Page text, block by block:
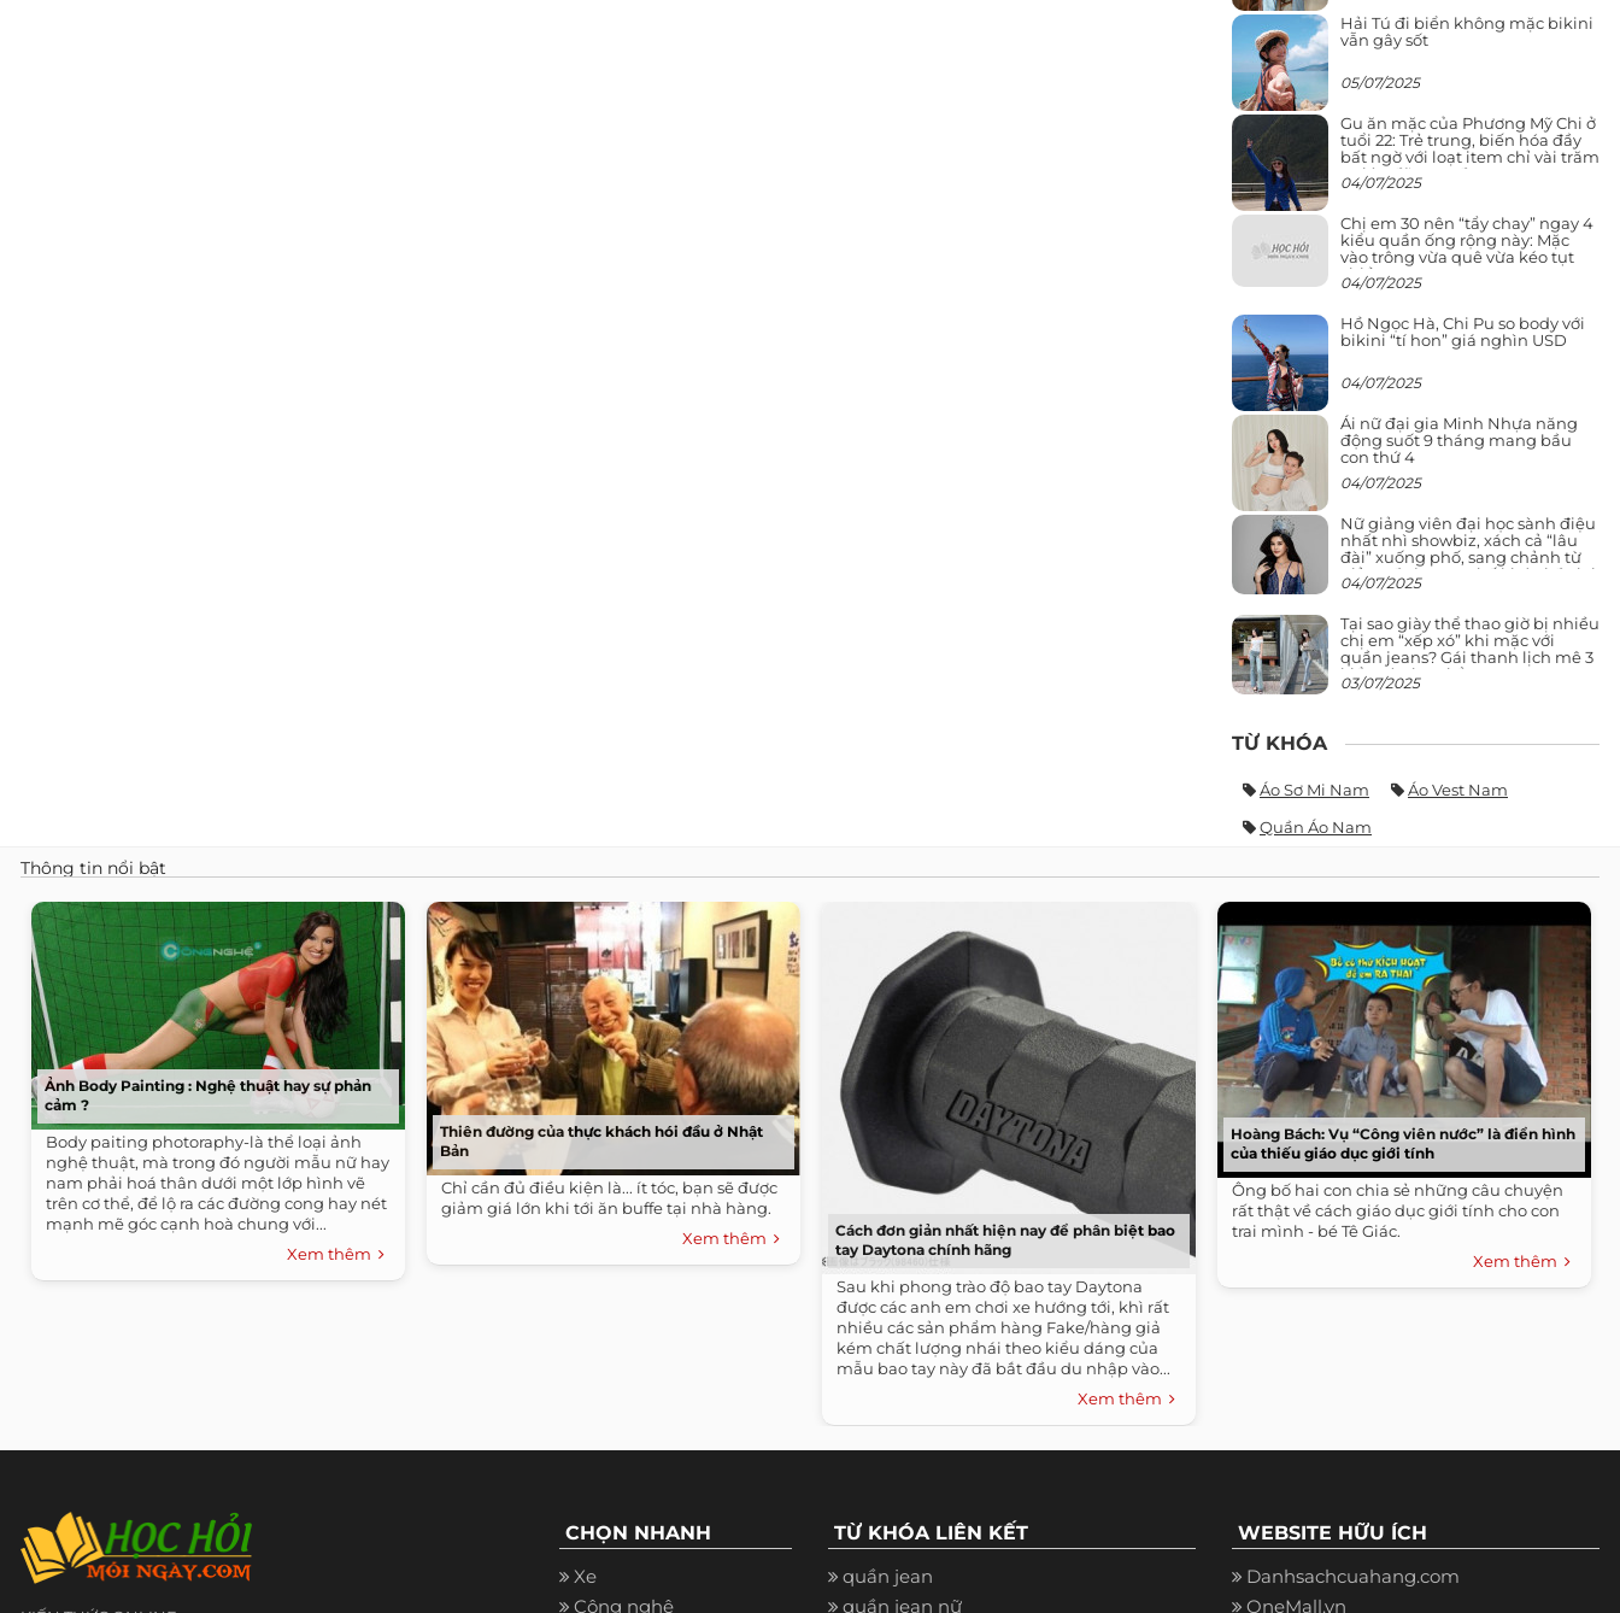
Hải Tú đi biển không mặc bikini
vẫn gây sốt
05/07/2025
Gu ăn mặc của Phương Mỹ Chi ở
tuổi 22: Trẻ trung, biến hóa đầy
bất ngờ với loạt item chỉ vài trăm
nghìn đã mua được
04/07/2025
Chị em 30 nên “tẩy chay” ngay 4
kiểu quần ống rộng này: Mặc
vào trông vừa quê vừa kéo tụt
chiều cao
04/07/2025
Hồ Ngọc Hà, Chi Pu so body với
bikini “tí hon” giá nghìn USD
04/07/2025
Ái nữ đại gia Minh Nhựa năng
động suốt 9 tháng mang bầu
con thứ 4
04/07/2025
Nữ giảng viên đại học sành điệu
nhất nhì showbiz, xách cả “lâu
đài” xuống phố, sang chảnh từ
giảng đường ra phố khó ai đọ lại
04/07/2025
Tại sao giày thể thao giờ bị nhiều
chị em “xếp xó” khi mặc với
quần jeans? Gái thanh lịch mê 3
kiểu này hơn hẳn
03/07/2025
TỪ KHÓA
Áo Sơ Mi Nam
Áo Vest Nam
Quần Áo Nam
Thông tin nổi bật
Ảnh Body Painting : Nghệ thuật hay sự phản
cảm ?
Body paiting photoraphy-là thể loại ảnh
nghệ thuật, mà trong đó người mẫu nữ hay
nam phải hoá thân dưới một lớp hình vẽ
trên cơ thể, để lộ ra các đường cong hay nét
mạnh mẽ góc cạnh hoà chung với...
Xem thêm
Thiên đường của thực khách hói đầu ở Nhật
Bản
Chỉ cần đủ điều kiện là... ít tóc, bạn sẽ được
giảm giá lớn khi tới ăn buffe tại nhà hàng.
Xem thêm
Cách đơn giản nhất hiện nay để phân biệt bao
tay Daytona chính hãng
Sau khi phong trào độ bao tay Daytona
được các anh em chơi xe hướng tới, khì rất
nhiều các sản phẩm hàng Fake/hàng giả
kém chất lượng nhái theo kiểu dáng của
mẫu bao tay này đã bắt đầu du nhập vào...
Xem thêm
Hoàng Bách: Vụ “Công viên nước” là điển hình
của thiếu giáo dục giới tính
Ông bố hai con chia sẻ những câu chuyện
rất thật về cách giáo dục giới tính cho con
trai mình - bé Tê Giác.
Xem thêm
CHỌN NHANH
Xe
Công nghệ
TỪ KHÓA LIÊN KẾT
quần jean
quần jean nữ
WEBSITE HỮU ÍCH
Danhsachcuahang.com
OneMall.vn